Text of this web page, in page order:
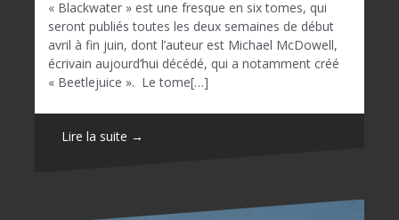
« Blackwater » est une fresque en six tomes, qui
seront publiés toutes les deux semaines de début
avril à fin juin, dont l’auteur est Michael McDowell,
écrivain aujourd’hui décédé, qui a notamment créé
« Beetlejuice ». Le tome[…]
Lire la suite →